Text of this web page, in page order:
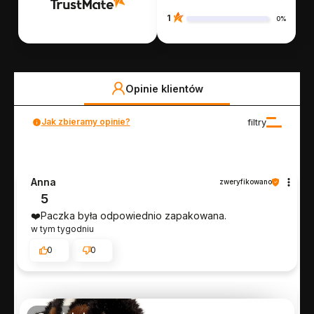
1 0%
Opinie klientów
filtry
Jak zbieramy opinie?
Anna zweryfikowano
5
❤️Paczka była odpowiednio zapakowana.
w tym tygodniu
0
0